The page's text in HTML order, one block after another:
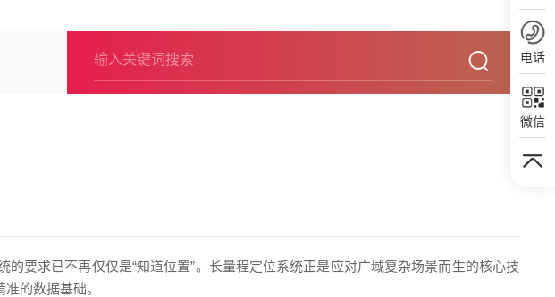
要求已不再仅仅是“知道位置”。长量程定位系统正是应对广域复杂场景而生的核心技
的数据基础。
电话
微信